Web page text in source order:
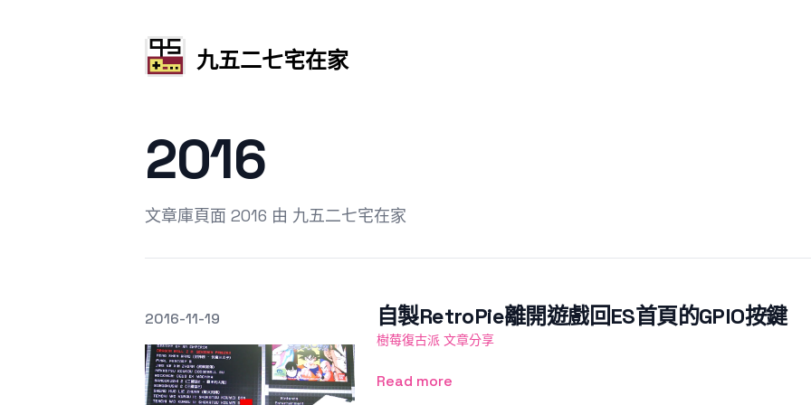
九五二七宅在家
2016
文章庫頁面 2016 由 九五二七宅在家
發文於
2016-11-19
自製RetroPie離開遊戲回ES首頁的GPIO按鍵
樹莓復古派 文章分享
Read more